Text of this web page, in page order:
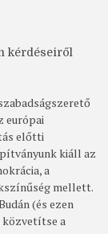
kérdéseiről
európai
előtti
kiáll az
a
mellett.
(és ezen
közvetítse a